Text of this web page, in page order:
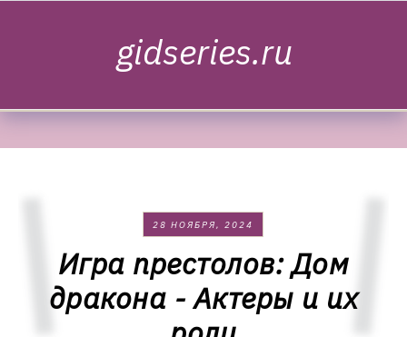
gidseries.ru
28 НОЯБРЯ, 2024
Игра престолов: Дом
дракона - Актеры и их